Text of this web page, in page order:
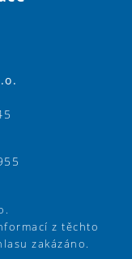
z těchto
zakázáno.